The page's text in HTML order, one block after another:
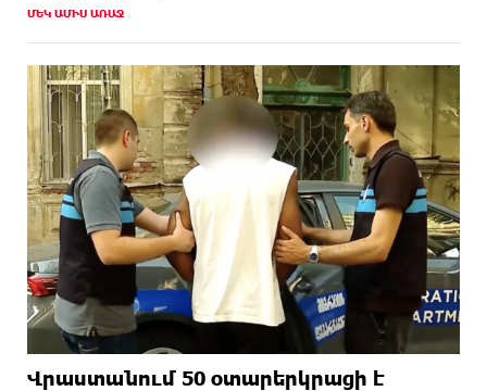
ՄԵԿ ԱՄԻՍ ԱՌԱՋ
Վրաստանում 50 օտարերկրացի է